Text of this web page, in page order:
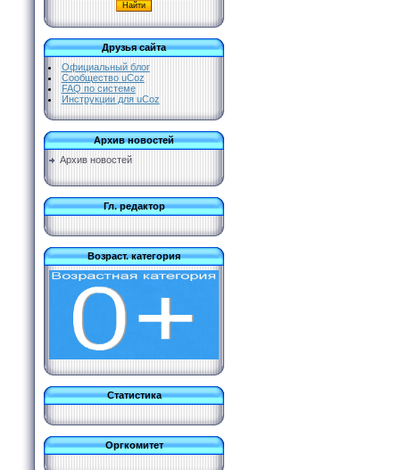
Друзья сайта
Официальный блог
Сообщество uCoz
FAQ по системе
Инструкции для uCoz
Архив новостей
Архив новостей
Гл. редактор
Возраст. категория
Статистика
Оргкомитет